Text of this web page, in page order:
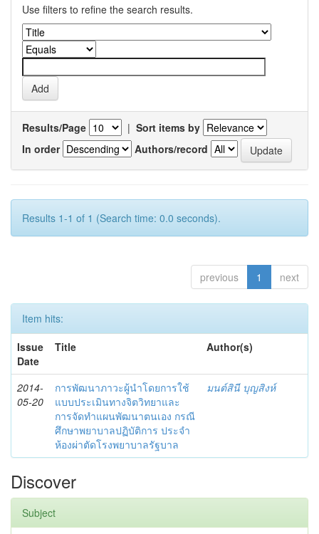
Use filters to refine the search results.
Results/Page | Sort items by
In order
Authors/record
Results 1-1 of 1 (Search time: 0.0 seconds).
previous 1 next
Item hits:
Issue
Date
Title Author(s)
2014-
05-20
การพัฒนาภาวะผู้นำโดยการใช้
แบบประเมินทางจิตวิทยาและ
การจัดทำแผนพัฒนาตนเอง กรณี
ศึกษาพยาบาลปฏิบัติการ ประจำ
ห้องผ่าตัดโรงพยาบาลรัฐบาล
มนต์สินี บุญสิงห์
Discover
Subject